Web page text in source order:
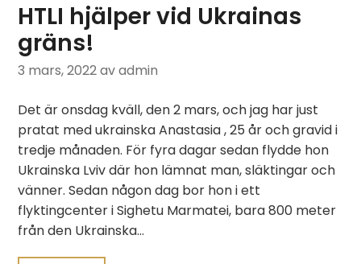
HTLI hjälper vid Ukrainas
gräns!
3 mars, 2022av admin
Det är onsdag kväll, den 2 mars, och jag har just
pratat med ukrainska Anastasia , 25 år och gravid i
tredje månaden. För fyra dagar sedan flydde hon
Ukrainska Lviv där hon lämnat man, släktingar och
vänner. Sedan någon dag bor hon i ett
flyktingcenter i Sighetu Marmatei, bara 800 meter
från den Ukrainska…